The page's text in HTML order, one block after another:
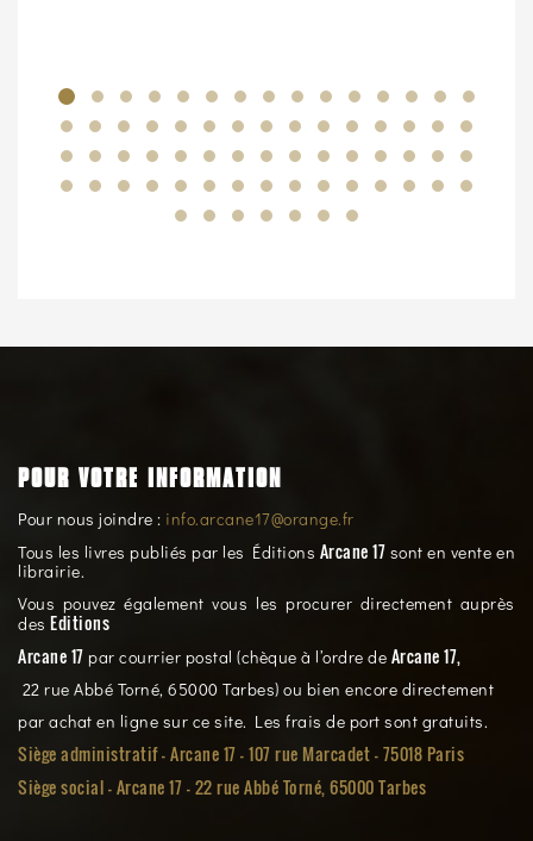
POUR VOTRE INFORMATION
Pour nous joindre : info.arcane17@orange.fr
Tous les livres publiés par les Éditions Arcane 17 sont en vente en
librairie.
Vous pouvez également vous les procurer directement auprès
des Editions
Arcane 17 par courrier postal (chèque à l’ordre de Arcane 17,
22 rue Abbé Torné, 65000 Tarbes) ou bien encore directement
par achat en ligne sur ce site. Les frais de port sont gratuits.
Siège administratif - Arcane 17 - 107 rue Marcadet - 75018 Paris
Siège social -Arcane 17 - 22 rue Abbé Torné, 65000 Tarbes